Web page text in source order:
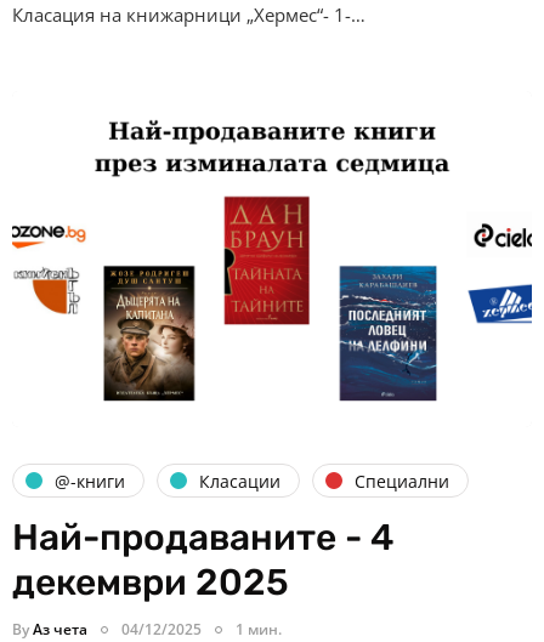
Класация на книжарници „Хермес“- 1-…
@-книги Класации Специални
Най-продаваните - 4
декември 2025
ByАз чета 04/12/2025 1 мин.